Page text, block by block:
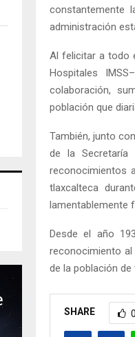
constantemente
administración
Al felicitar a todo
Hospitales
colaboración,
población que
También, junto
de la Secretaría
reconocimientos
tlaxcalteca
lamentablemente
Desde el año
reconocimiento
de la población
SHARE 0